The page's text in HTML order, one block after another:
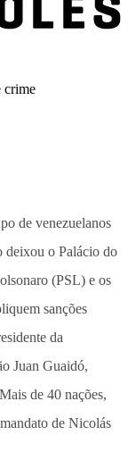
de venezuelanos
deixou o Palácio do
(PSL) e os
sanções
da
Juan Guaidó,
de 40 nações,
de Nicolás